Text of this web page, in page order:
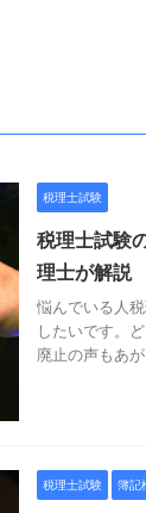
税理士試験
税理士試験
理士が解説
悩んでいる人
したいです。
廃止の声もあ
税理士試験 簿記